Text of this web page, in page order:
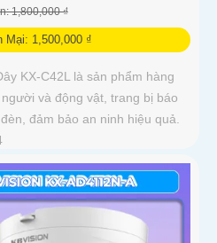
1,800,000 ₫
Mại: 1,500,000 ₫
KX-C42L là sản phẩm hàng
và động vật, trang bị báo
đảm bảo an ninh hiệu quả.